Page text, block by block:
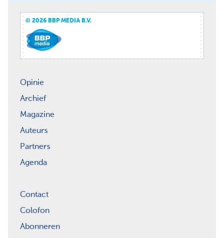
© 2026 BBP MEDIA B.V.
Opinie
Archief
Magazine
Auteurs
Partners
Agenda
Contact
Colofon
Abonneren